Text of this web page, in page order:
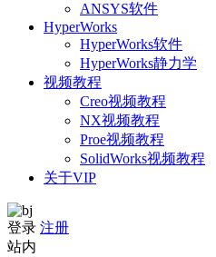
ANSYS软件
HyperWorks
HyperWorks软件
HyperWorks静力学
视频教程
Creo视频教程
NX视频教程
Proe视频教程
SolidWorks视频教程
关于VIP
登录 注册
站内